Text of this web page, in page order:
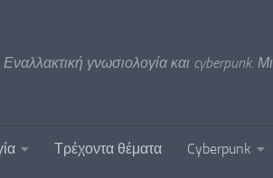
Εναλλακτική γνωσιολογία και cyberpunk.
Τρέχοντα θέματα Cyberpunk